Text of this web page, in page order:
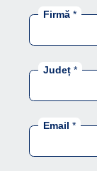
Firmă *
Județ *
Email *